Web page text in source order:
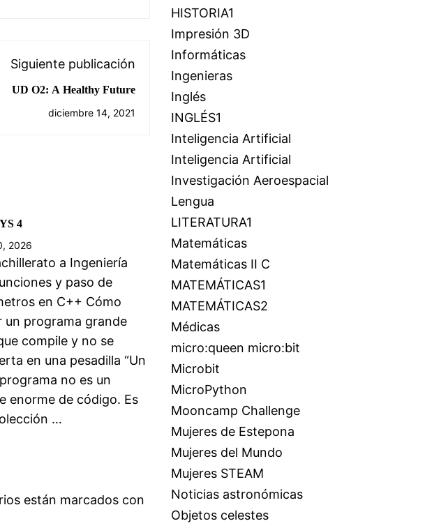
Siguiente publicación
UD O2: A Healthy Future
diciembre 14, 2021
4
2026
a Ingeniería
y paso de
en C++ Cómo
un programa grande
compile y no se
en una pesadilla “Un
no es un
enorme de código. Es
…
están marcados con
HISTORIA1
Impresión 3D
Informáticas
Ingenieras
Inglés
INGLÉS1
Inteligencia Artificial
Inteligencia Artificial
Investigación Aeroespacial
Lengua
LITERATURA1
Matemáticas
Matemáticas II C
MATEMÁTICAS1
MATEMÁTICAS2
Médicas
micro:queen micro:bit
Microbit
MicroPython
Mooncamp Challenge
Mujeres de Estepona
Mujeres del Mundo
Mujeres STEAM
Noticias astronómicas
Objetos celestes